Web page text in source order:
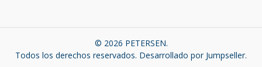
© 2026 PETERSEN.
Todos los derechos reservados. Desarrollado por Jumpseller.